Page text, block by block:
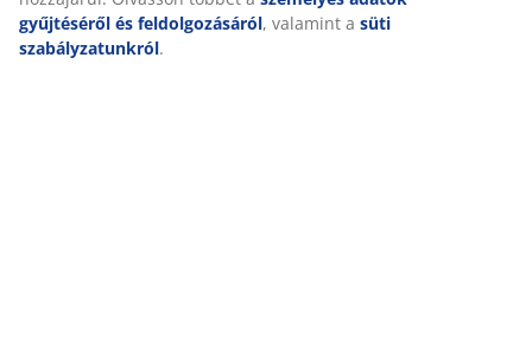
gyűjtéséről és feldolgozásáról, valamint a süti
szabályzatunkról.